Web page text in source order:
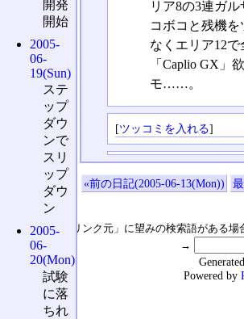
リア8の3連ガ
コボコと残機を
なくエリア12で
「Caplio GX」
モ……。
[ツッコミを入れる]
«前の日記(2005-06-13(Mon))
↑の「本日のリンク元」に望みの検索語がある
→
開発
開始
2005-
06-
19(Sun)
ステ
ップ
ダウ
ンで
スリ
ップ
ダウ
ン
2005-
06-
20(Mon)
試験
に落
ちれ
Powered by